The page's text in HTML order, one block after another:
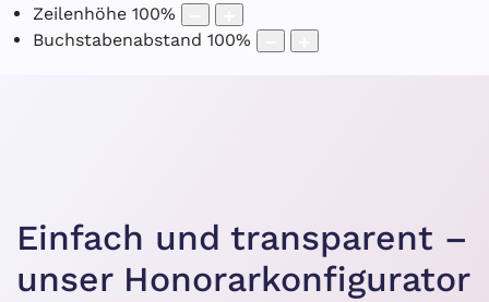
Zeilenhöhe 100%
Buchstabenabstand 100%
Einfach und transparent –
unser Honorarkonfigurator